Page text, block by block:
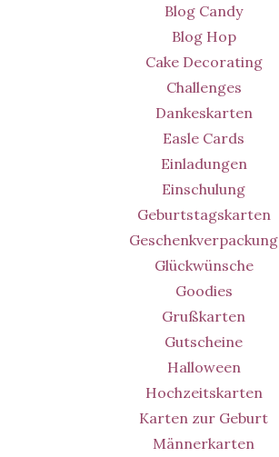
Blog Candy
Blog Hop
Cake Decorating
Challenges
Dankeskarten
Easle Cards
Einladungen
Einschulung
Geburtstagskarten
Geschenkverpackung
Glückwünsche
Goodies
Grußkarten
Gutscheine
Halloween
Hochzeitskarten
Karten zur Geburt
Männerkarten